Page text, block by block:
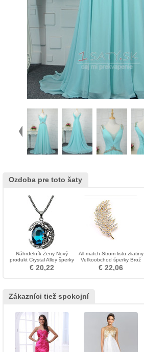
Ozdoba pre toto šaty
Náhrdelník Ženy Nový
produkt Crystal Alloy šperky
Retro náhrdelník
€ 20,22
All-match Strom listu zliatiny
Veľkoobchod šperky Brož
€ 22,06
Zákazníci tiež spokojní